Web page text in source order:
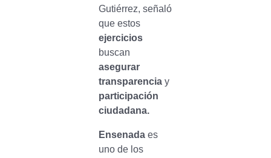
Gutiérrez, señaló
que estos
ejercicios
buscan
asegurar
transparenciay
participación
ciudadana.
Ensenadaes
uno de los